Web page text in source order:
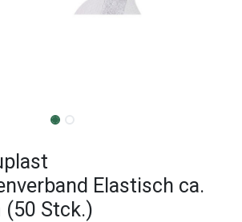
Elastisch ca.
(50 Stck.)